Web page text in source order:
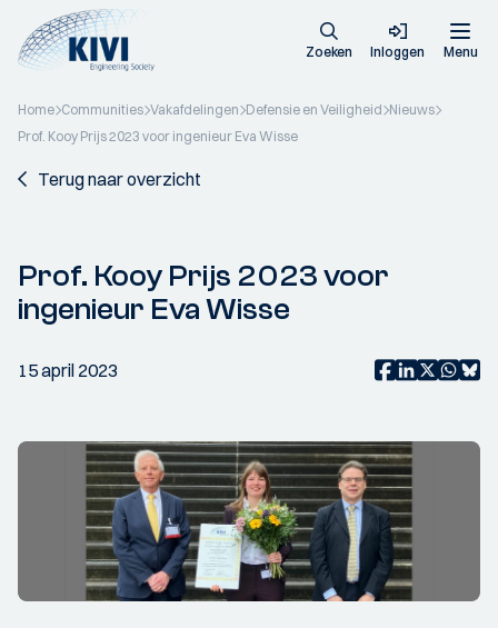
Zoeken Inloggen Menu
Home Communities Vakafdelingen Defensie en Veiligheid Nieuws
Prof. Kooy Prijs 2023 voor ingenieur Eva Wisse
Terug naar overzicht
Prof. Kooy Prijs 2023 voor
ingenieur Eva Wisse
15 april 2023